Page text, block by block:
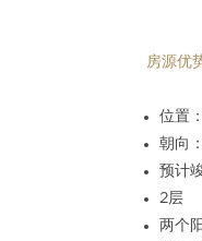
房源优
位置
朝向
预计
2层
两个